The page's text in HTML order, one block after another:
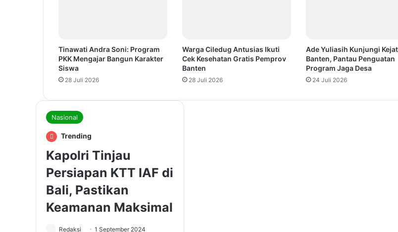
Tinawati Andra Soni: Program
PKK Mengajar Bangun Karakter
Siswa
28 Juli 2026
Warga Ciledug Antusias Ikuti
Cek Kesehatan Gratis Pemprov
Banten
28 Juli 2026
Ade Yuliasih Kunjungi
Banten, Pantau Penguatan
Program Jaga Desa
24 Juli 2026